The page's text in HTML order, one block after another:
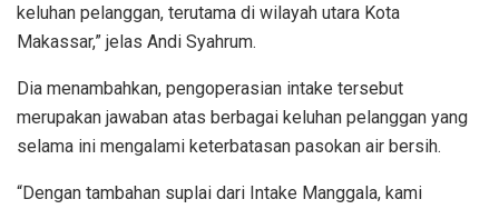
keluhan pelanggan, terutama di wilayah utara Kota
Makassar,” jelas Andi Syahrum.
Dia menambahkan, pengoperasian intake tersebut
merupakan jawaban atas berbagai keluhan pelanggan yang
selama ini mengalami keterbatasan pasokan air bersih.
“Dengan tambahan suplai dari Intake Manggala, kami